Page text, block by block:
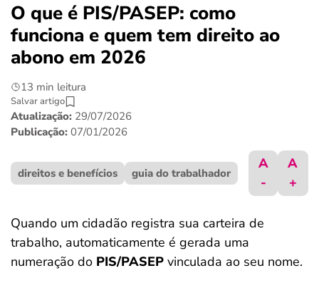
crédito fácil
ferramentas
O que é PIS/PASEP: como
funciona e quem tem direito ao
abono em 2026
13 min leitura
Salvar artigo
Atualização: 29/07/2026
Publicação: 07/01/2026
direitos e benefícios guia do trabalhador
A
-
A
+
Quando um cidadão registra sua carteira de
trabalho, automaticamente é gerada uma
numeração do PIS/PASEP vinculada ao seu nome.